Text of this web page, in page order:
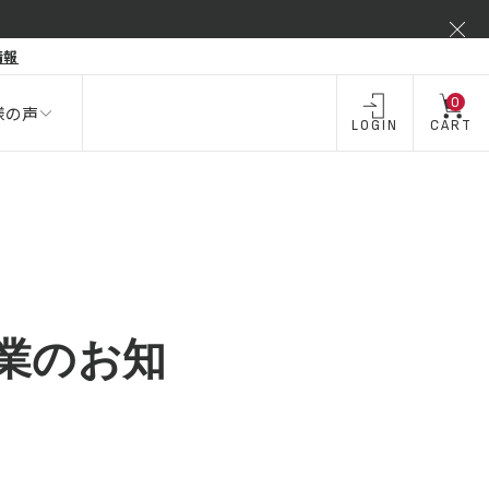
飲料
声
LOGIN
0
CART
のお知